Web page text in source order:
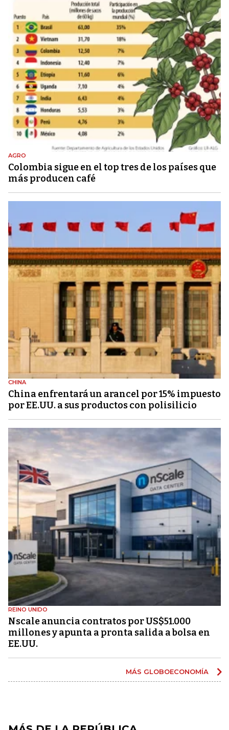
AGRO
Colombia sigue en el top tres de los países que
más producen café
CHINA
China enfrentará un arancel por 15% impuesto
por EE.UU. a sus productos con polisilicio
REINO UNIDO
Nscale anuncia contratos por US$51.000
millones y apunta a pronta salida a bolsa en
EE.UU.
MÁS GLOBOECONOMÍA